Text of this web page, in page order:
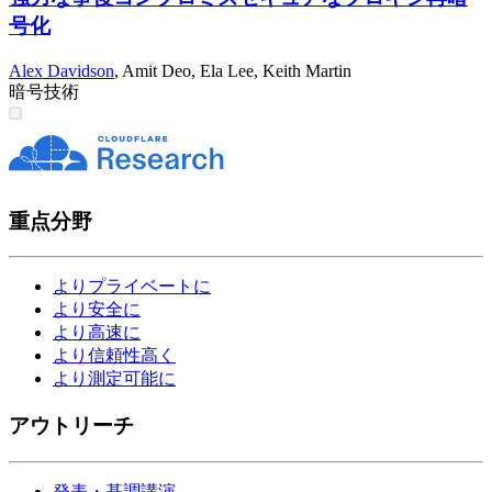
号化
Alex Davidson, Amit Deo, Ela Lee, Keith Martin
暗号技術
重点分野
よりプライベートに
より安全に
より高速に
より信頼性高く
より測定可能に
アウトリーチ